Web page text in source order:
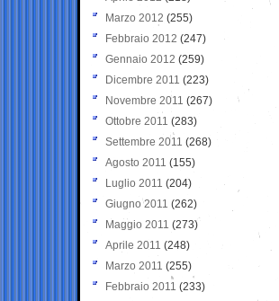
Marzo 2012 (255)
Febbraio 2012 (247)
Gennaio 2012 (259)
Dicembre 2011 (223)
Novembre 2011 (267)
Ottobre 2011 (283)
Settembre 2011 (268)
Agosto 2011 (155)
Luglio 2011 (204)
Giugno 2011 (262)
Maggio 2011 (273)
Aprile 2011 (248)
Marzo 2011 (255)
Febbraio 2011 (233)